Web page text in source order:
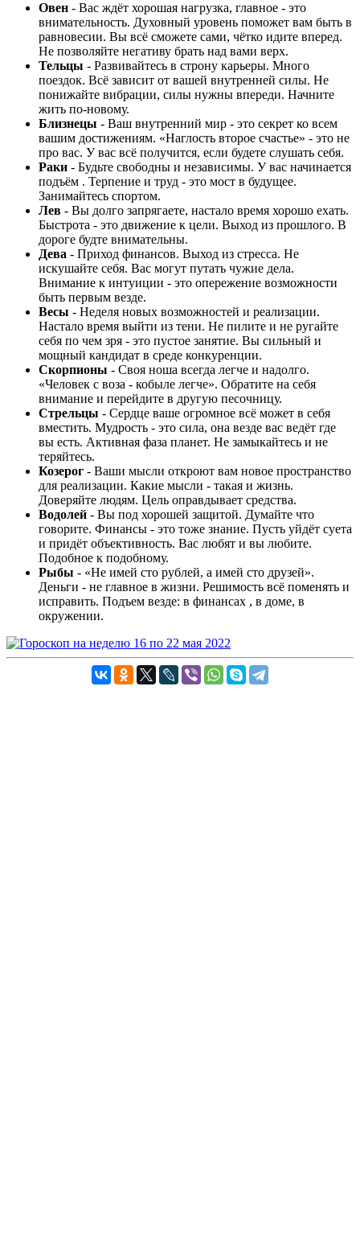
Овен - Вас ждёт хорошая нагрузка, главное - это
внимательность. Духовный уровень поможет вам быть в
равновесии. Вы всё сможете сами, чётко идите вперед.
Не позволяйте негативу брать над вами верх.
Тельцы - Развивайтесь в строну карьеры. Много
поездок. Всё зависит от вашей внутренней силы. Не
понижайте вибрации, силы нужны впереди. Начните
жить по-новому.
Близнецы - Ваш внутренний мир - это секрет ко всем
вашим достижениям. «Наглость второе счастье» - это не
про вас. У вас всё получится, если будете слушать себя.
Раки - Будьте свободны и независимы. У вас начинается
подъём . Терпение и труд - это мост в будущее.
Занимайтесь спортом.
Лев - Вы долго запрягаете, настало время хорошо ехать.
Быстрота - это движение к цели. Выход из прошлого. В
дороге будте внимательны.
Дева - Приход финансов. Выход из стресса. Не
искушайте себя. Вас могут путать чужие дела.
Внимание к интуиции - это опережение возможности
быть первым везде.
Весы - Неделя новых возможностей и реализации.
Настало время выйти из тени. Не пилите и не ругайте
себя по чем зря - это пустое занятие. Вы сильный и
мощный кандидат в среде конкуренции.
Скорпионы - Своя ноша всегда легче и надолго.
«Человек с воза - кобыле легче». Обратите на себя
внимание и перейдите в другую песочницу.
Стрельцы - Сердце ваше огромное всё может в себя
вместить. Мудрость - это сила, она везде вас ведёт где
вы есть. Активная фаза планет. Не замыкайтесь и не
теряйтесь.
Козерог - Ваши мысли откроют вам новое пространство
для реализации. Какие мысли - такая и жизнь.
Доверяйте людям. Цель оправдывает средства.
Водолей - Вы под хорошей защитой. Думайте что
говорите. Финансы - это тоже знание. Пусть уйдёт суета
и придёт объективность. Вас любят и вы любите.
Подобное к подобному.
Рыбы - «Не имей сто рублей, а имей сто друзей».
Деньги - не главное в жизни. Решимость всё поменять и
исправить. Подъем везде: в финансах , в доме, в
окружении.